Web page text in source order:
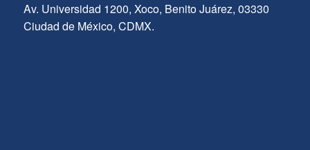
Av. Universidad 1200, Xoco, Benito Juárez, 03330
Ciudad de México, CDMX.